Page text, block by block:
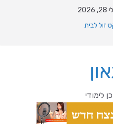
עולמיים
פי וי סי במבני מסחר ומגורים
לימודי